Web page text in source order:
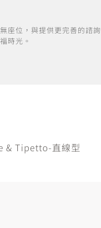
座位，與提供更完善的諮詢
時光。
& Tipetto-直線型